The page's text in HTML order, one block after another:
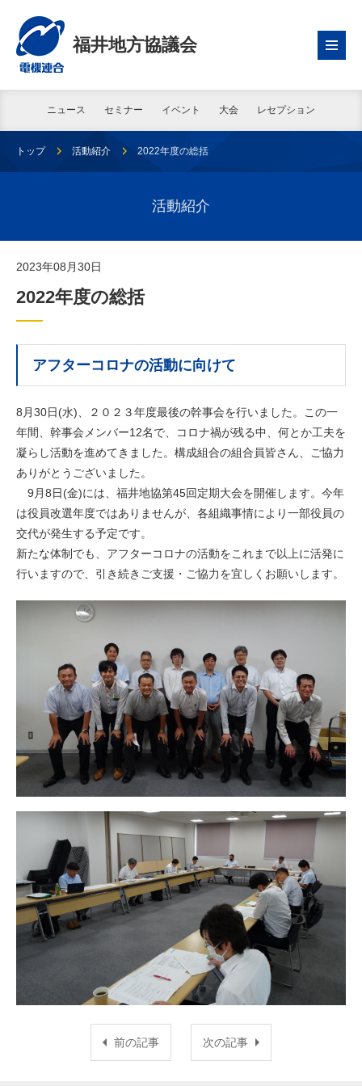
福井地方協議会
ニュース セミナー イベント 大会 レセプション
トップ 活動紹介 2022年度の総括
活動紹介
2023年08月30日
2022年度の総括
アフターコロナの活動に向けて
8月30日(水)、２０２３年度最後の幹事会を行いました。この一
年間、幹事会メンバー12名で、コロナ禍が残る中、何とか工夫を
凝らし活動を進めてきました。構成組合の組合員皆さん、ご協力
ありがとうございました。
9月8日(金)には、福井地協第45回定期大会を開催します。今年
は役員改選年度ではありませんが、各組織事情により一部役員の
交代が発生する予定です。
新たな体制でも、アフターコロナの活動をこれまで以上に活発に
行いますので、引き続きご支援・ご協力を宜しくお願いします。
前の記事 次の記事